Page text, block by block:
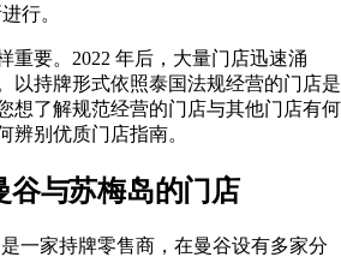
行。
重要。2022 年后，大量门店迅速涌
以持牌形式依照泰国法规经营的门店是
想了解规范经营的门店与其他门店有何
辨别优质门店指南。
谷与苏梅岛的门店
是一家持牌零售商，在曼谷设有多家分